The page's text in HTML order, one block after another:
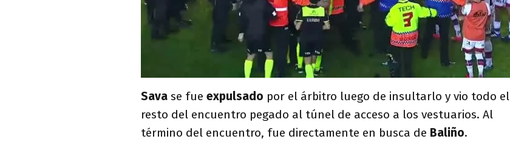
Sava se fue expulsado por el árbitro luego de insultarlo y vio todo el
resto del encuentro pegado al túnel de acceso a los vestuarios. Al
término del encuentro, fue directamente en busca de Baliño.